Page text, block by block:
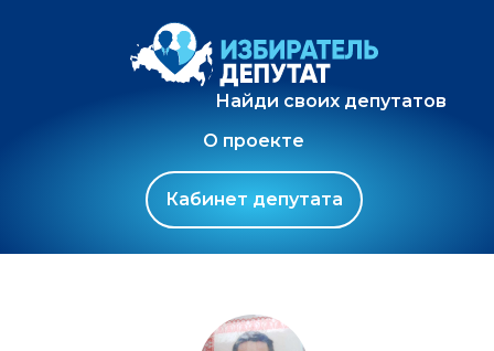
Найди своих депутатов
О проекте
Кабинет депутата